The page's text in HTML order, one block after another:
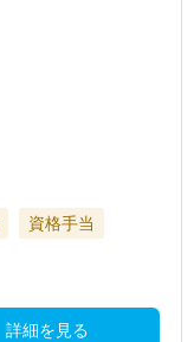
資格手当
詳細を見る